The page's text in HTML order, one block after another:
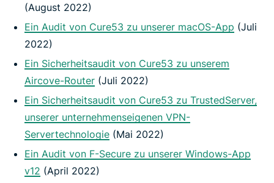
(August 2022)
Ein Audit von Cure53 zu unserer macOS-App (Juli
2022)
Ein Sicherheitsaudit von Cure53 zu unserem
Aircove-Router (Juli 2022)
Ein Sicherheitsaudit von Cure53 zu TrustedServer,
unserer unternehmenseigenen VPN-
Servertechnologie (Mai 2022)
Ein Audit von F-Secure zu unserer Windows-App
v12 (April 2022)